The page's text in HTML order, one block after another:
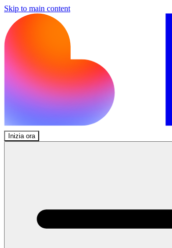
Skip to main content
Inizia ora